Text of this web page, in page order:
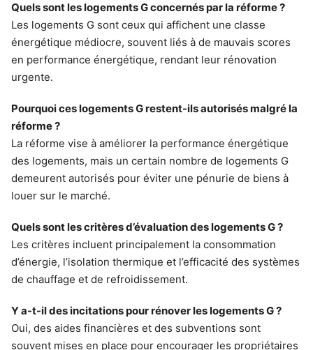
Quels sont les logements G concernés par la réforme ?
Les logements G sont ceux qui affichent une classe
énergétique médiocre, souvent liés à de mauvais scores
en performance énergétique, rendant leur rénovation
urgente.
Pourquoi ces logements G restent-ils autorisés malgré la
réforme ?
La réforme vise à améliorer la performance énergétique
des logements, mais un certain nombre de logements G
demeurent autorisés pour éviter une pénurie de biens à
louer sur le marché.
Quels sont les critères d’évaluation des logements G ?
Les critères incluent principalement la consommation
d’énergie, l’isolation thermique et l’efficacité des systèmes
de chauffage et de refroidissement.
Y a-t-il des incitations pour rénover les logements G ?
Oui, des aides financières et des subventions sont
souvent mises en place pour encourager les propriétaires